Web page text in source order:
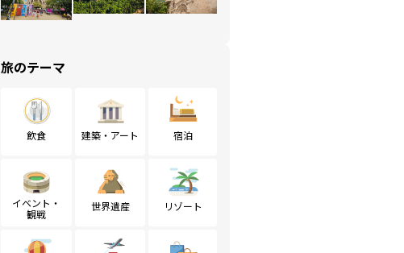
旅のテーマ
飲食 建築・アート 宿泊
イベント・
観戦
世界遺産 リゾート